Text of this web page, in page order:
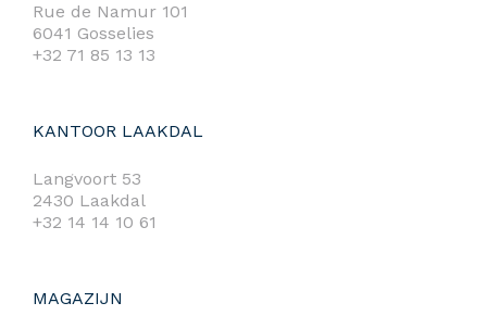
Rue de Namur 101
6041 Gosselies
+32 71 85 13 13
KANTOOR LAAKDAL
Langvoort 53
2430 Laakdal
+32 14 14 10 61
MAGAZIJN